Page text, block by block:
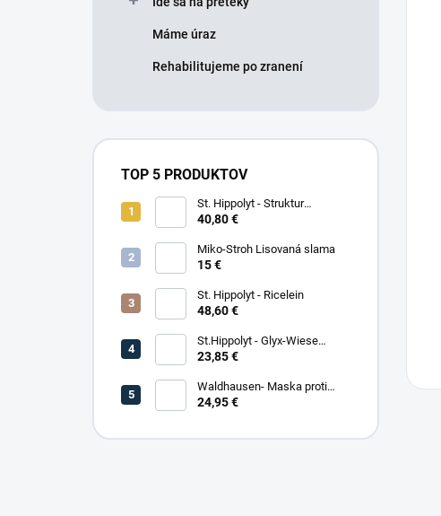
Máme úraz
Rehabilitujeme po zranení
TOP 5 PRODUKTOV
St. Hippolyt - Struktur
Energetikum
40,80 €
Miko-Stroh Lisovaná slama
15 €
St. Hippolyt - Ricelein
48,60 €
St.Hippolyt - Glyx-Wiese
Seniorfaser
23,85 €
Waldhausen- Maska proti
hmyzu Premium
24,95 €